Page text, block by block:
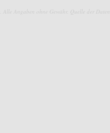
Alle Angaben ohne Gewähr. Quelle der